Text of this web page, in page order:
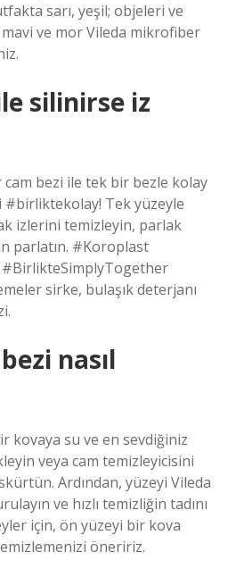
sarı, yeşil; objeleri ve
mavi ve mor Vileda mikrofiber
silinirse iz
bezi ile tek bir bezle kolay
#birliktekolay! Tek yüzeyle
izlerini temizleyin, parlak
parlatın. #Koroplast
#BirlikteSimplyTogether
sirke, bulaşık deterjanı
nasıl
kovaya su ve en sevdiğiniz
veya cam temizleyicisini
Ardından, yüzeyi Vileda
ve hızlı temizliğin tadını
için, ön yüzeyi bir kova
öneririz.